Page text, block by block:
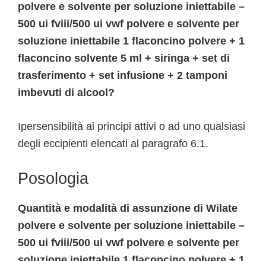
polvere e solvente per soluzione iniettabile –
500 ui fviii/500 ui vwf polvere e solvente per
soluzione iniettabile 1 flaconcino polvere + 1
flaconcino solvente 5 ml + siringa + set di
trasferimento + set infusione + 2 tamponi
imbevuti di alcool?
Ipersensibilità ai principi attivi o ad uno qualsiasi
degli eccipienti elencati al paragrafo 6.1.
Posologia
Quantità e modalità di assunzione di Wilate
polvere e solvente per soluzione iniettabile –
500 ui fviii/500 ui vwf polvere e solvente per